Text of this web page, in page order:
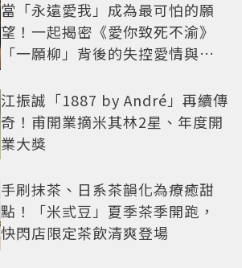
當「永遠愛我」成為最可怕的願
望！一起揭密《愛你致死不渝》
「一願柳」背後的失控愛情與爆
江振誠「1887 by André」再續傳
奇！甫開業摘米其林2星、年度開
業大獎
手刷抹茶、日系茶韻化為療癒甜
點！「米弎豆」夏季茶季開跑，
快閃店限定茶飲清爽登場